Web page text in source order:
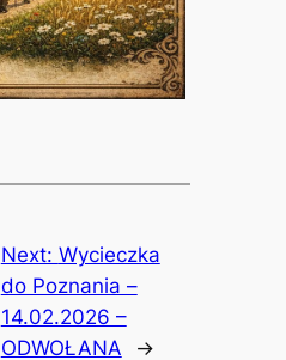
Next: Wycieczka
do Poznania –
14.02.2026 –
ODWOŁANA
→